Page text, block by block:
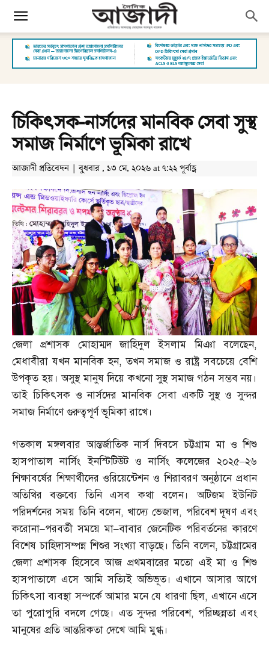
চিকিৎসক-নার্সদের মানবিক সেবা সুস্থ
সমাজ নির্মাণে ভূমিকা রাখে
আজাদী প্রতিবেদন | বুধবার , ১৩ মে, ২০২৬ at ৭:২২ পূর্বাহ্ণ
জেলা প্রশাসক মোহাম্মদ জাহিদুল ইসলাম মিঞা বলেছেন,
মেধাবীরা যখন মানবিক হন,তখন সমাজ ও রাষ্ট্র সবচেয়ে বেশি
উপকৃত হয়। অসুস্থ মানুষ দিয়ে কখনো সুস্থ সমাজ গঠন সম্ভব নয়।
তাই চিকিৎসক ও নার্সদের মানবিক সেবা একটি সুস্থ ও সুন্দর
সমাজ নির্মাণে গুরুত্বপূর্ণ ভূমিকা রাখে।
গতকাল মঙ্গলবার আন্তর্জাতিক নার্স দিবসে চট্টগ্রাম মা ও শিশু
হাসপাতাল নার্সিং ইনস্টিটিউট ও নার্সিং কলেজের ২০২৫–২৬
শিক্ষাবর্ষের শিক্ষার্থীদের ওরিয়েন্টেশন ও শিরাবরণ অনুষ্ঠানে প্রধান
অতিথির বক্তব্যে তিনি এসব কথা বলেন। অটিজম ইউনিট
পরিদর্শনের সময় তিনি বলেন, খাদ্যে ভেজাল, পরিবেশ দূষণ এবং
করোনা–পরবর্তী সময়ে মা–বাবার জেনেটিক পরিবর্তনের কারণে
বিশেষ চাহিদাসম্পন্ন শিশুর সংখ্যা বাড়ছে। তিনি বলেন,চট্টগ্রামের
জেলা প্রশাসক হিসেবে আজ প্রথমবারের মতো এই মা ও শিশু
হাসপাতালে এসে আমি সত্যিই অভিভূত। এখানে আসার আগে
চিকিৎসা ব্যবস্থা সম্পর্কে আমার মনে যে ধারণা ছিল, এখানে এসে
তা পুরোপুরি বদলে গেছে। এত সুন্দর পরিবেশ, পরিচ্ছন্নতা এবং
মানুষের প্রতি আন্তরিকতা দেখে আমি মুগ্ধ।